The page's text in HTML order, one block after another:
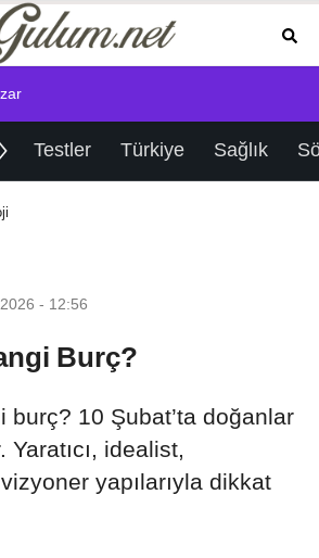
Testler Türkiye Sağlık
- 12:56
Burç?
burç? 10 Şubat’ta doğanlar
idealist,
yapılarıyla dikkat